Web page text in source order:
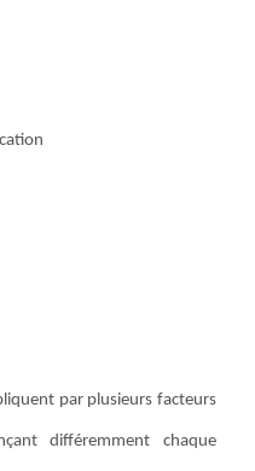
par plusieurs facteurs
différemment chaque